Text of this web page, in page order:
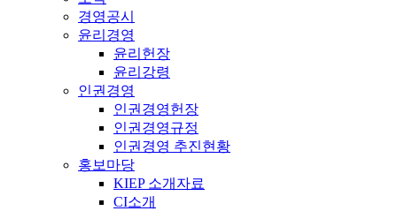
경영공시
윤리경영
윤리헌장
윤리강령
인권경영
인권경영헌장
인권경영규정
인권경영 추진현황
홍보마당
KIEP 소개자료
CI소개